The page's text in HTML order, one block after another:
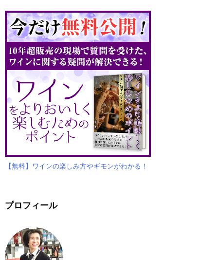
【無料】ワインの楽しみ方やギモンがわかる！
プロフィール